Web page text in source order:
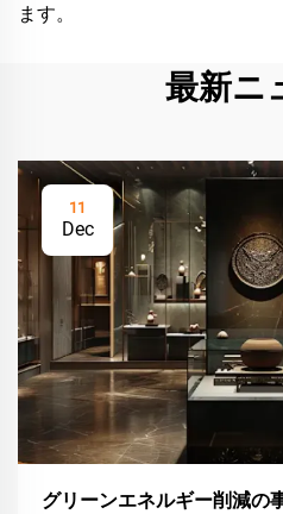
ます。
最新ニ
11
Dec
グリーンエネルギー削減の